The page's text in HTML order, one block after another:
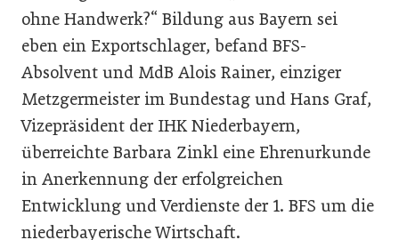
ohne Handwerk?“ Bildung aus Bayern sei
eben ein Exportschlager, befand BFS-
Absolvent und MdB Alois Rainer, einziger
Metzgermeister im Bundestag und Hans Graf,
Vizepräsident der IHK Niederbayern,
überreichte ­Barbara Zinkl eine Ehrenurkunde
in Anerkennung der erfolgreichen
Entwicklung und Verdienste der 1. BFS um die
niederbayerische Wirtschaft.